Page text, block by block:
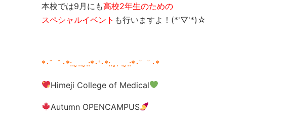
本校では9月にも高校2年生のための
スペシャルイベント も行いますよ！(*'▽'*)☆
*･゜ﾟ･*:.｡..｡.:*･'･*:.｡. .｡.:*･゜ﾟ･*
Himeji College of Medical
Autumn OPENCAMPUS